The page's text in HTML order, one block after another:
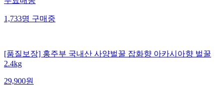
무료배송
1,733명구매중
[품질보장] 홍주부 국내산 사양벌꿀 잡화향 아카시아향 벌꿀
2.4kg
29,900원